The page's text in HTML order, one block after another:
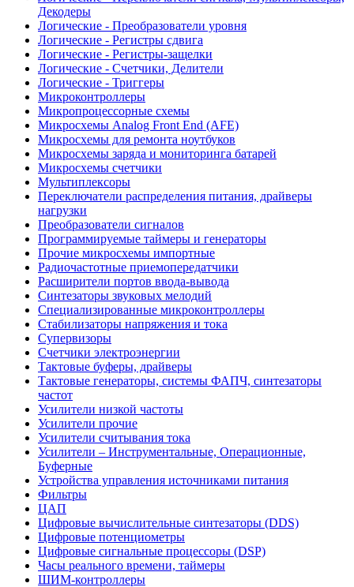
Декодеры
Логические - Преобразователи уровня
Логические - Регистры сдвига
Логические - Регистры-защелки
Логические - Счетчики, Делители
Логические - Триггеры
Микроконтроллеры
Микропроцессорные схемы
Микросхемы Analog Front End (AFE)
Микросхемы для ремонта ноутбуков
Микросхемы заряда и мониторинга батарей
Микросхемы счетчики
Мультиплексоры
Переключатели распределения питания, драйверы
нагрузки
Преобразователи сигналов
Программируемые таймеры и генераторы
Прочие микросхемы импортные
Радиочастотные приемопередатчики
Расширители портов ввода-вывода
Синтезаторы звуковых мелодий
Специализированные микроконтроллеры
Стабилизаторы напряжения и тока
Супервизоры
Счетчики электроэнергии
Тактовые буферы, драйверы
Тактовые генераторы, системы ФАПЧ, синтезаторы
частот
Усилители низкой частоты
Усилители прочие
Усилители считывания тока
Усилители – Инструментальные, Операционные,
Буферные
Устройства управления источниками питания
Фильтры
ЦАП
Цифровые вычислительные синтезаторы (DDS)
Цифровые потенциометры
Цифровые сигнальные процессоры (DSP)
Часы реального времени, таймеры
ШИМ-контроллеры